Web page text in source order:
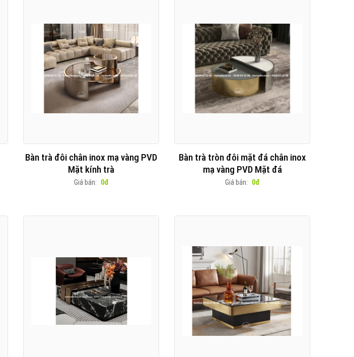
Bàn trà đôi chân inox mạ vàng PVD
Mặt kính trà
Giá bán: 0đ
Bàn trà tròn đôi mặt đá chân inox
mạ vàng PVD Mặt đá
Giá bán: 0đ